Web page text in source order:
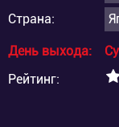
Страна:
День выхода:
Рейтинг: